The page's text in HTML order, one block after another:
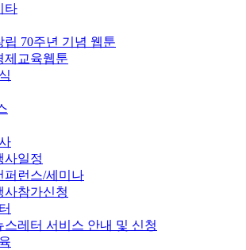
타
립 70주년 기념 웹툰
제교육웹툰
사일정
퍼런스/세미나
사참가신청
스레터 서비스 안내 및 신청